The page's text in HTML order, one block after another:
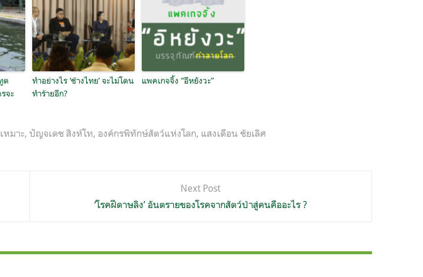
ต
จะ
ทำอย่างไร ‘ช้างไทย’ จะไม่โดน
ทำร้ายอีก?
แพคเกจจิ้ง “อีหยังวะ”
หมาะ, ปัญจเดช สิงห์โท, องค์กรพิทักษ์สัตว์แห่งโลก, แสงเดือน ชัยเลิศ
Next Post
‘โรคฝีดาษลิง’ อันตรายของโรคจากสัตว์ป่าสู่คนคืออะไร ?